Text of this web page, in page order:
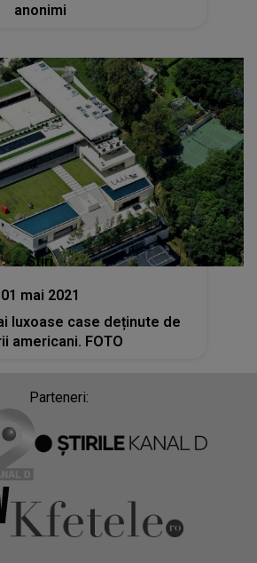
anonimi
Stiri
01 mai 2021
luxoase case deținute de
americani. FOTO
Parteneri: